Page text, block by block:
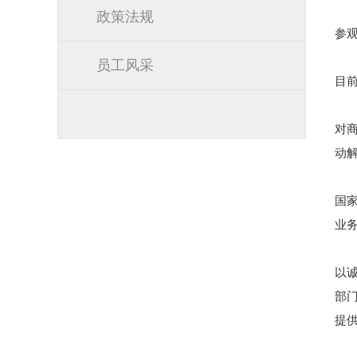
政策法规
员工风采
参
目
对
动
国
业
以
部
提